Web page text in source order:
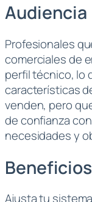
Audiencia
Profesionales
comerciales de
perfil técnico, lo
características
venden, pero
de confianza
necesidades y
Beneficios
Ajusta tu